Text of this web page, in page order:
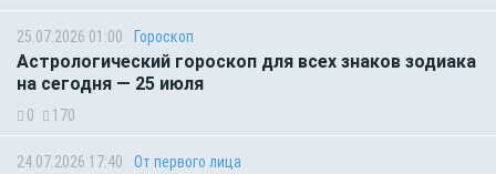
25.07.2026 01:00 Гороскоп
Астрологический гороскоп для всех знаков зодиака
на сегодня — 25 июля
0 170
24.07.2026 17:40 От первого лица